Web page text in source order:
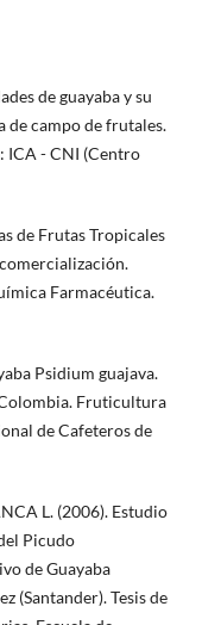
de guayaba y su
de campo de frutales.
ICA - CNI (Centro
de Frutas Tropicales
Farmacéutica.
Psidium guajava.
Fruticultura
de Cafeteros de
L. (2006). Estudio
Picudo
de Guayaba
(Santander). Tesis de